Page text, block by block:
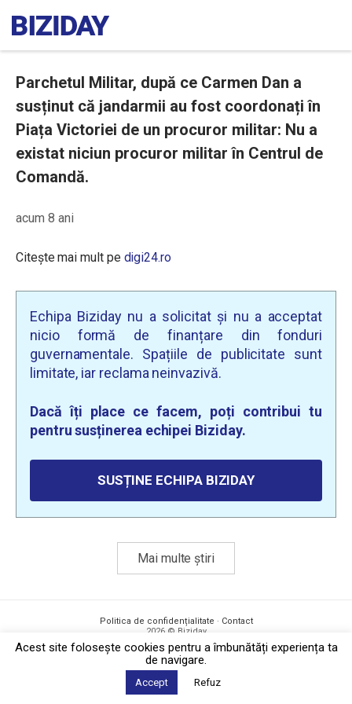
Parchetul Militar, după ce Carmen Dan a
susținut că jandarmii au fost coordonați în
Piața Victoriei de un procuror militar: Nu a
existat niciun procuror militar în Centrul de
Comandă.
acum 8 ani
Citește mai mult pe digi24.ro
Echipa Biziday nu a solicitat și nu a acceptat
nicio formă de finanțare din fonduri
guvernamentale. Spațiile de publicitate sunt
limitate, iar reclama neinvazivă.
Dacă îți place ce facem, poți contribui tu
pentru susținerea echipei Biziday.
SUSȚINE ECHIPA BIZIDAY
Mai multe știri
Politica de confidențialitate · Contact
2026 © Biziday
Acest site foloseşte cookies pentru a îmbunătăți experiența ta
de navigare.
Accept Refuz